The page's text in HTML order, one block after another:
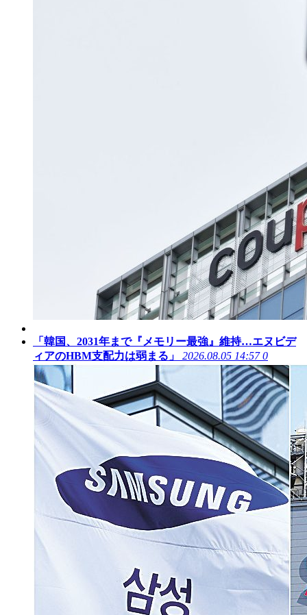
「韓国、2031年まで『メモリー最強』維持…エヌビデ
ィアのHBM支配力は弱まる」
2026.08.05 14:57 0